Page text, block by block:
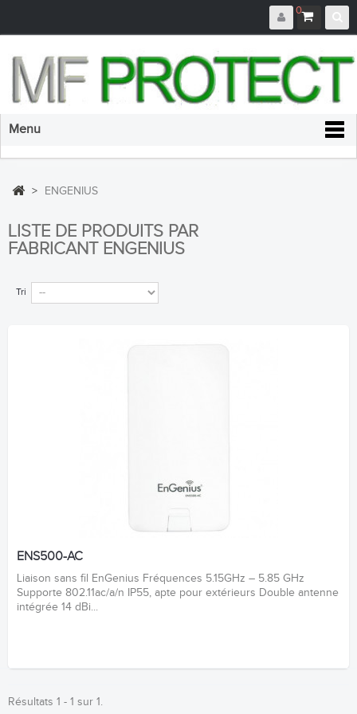
0
Menu
> ENGENIUS
LISTE DE PRODUITS PAR
FABRICANT ENGENIUS
Tri
ENS500-AC
Liaison sans fil EnGenius Fréquences 5.15GHz – 5.85 GHz
Supporte 802.11ac/a/n IP55, apte pour extérieurs Double antenne
intégrée 14 dBi...
Résultats 1 - 1 sur 1.